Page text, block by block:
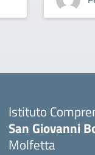
Istituto
San Giovanni
Molfetta